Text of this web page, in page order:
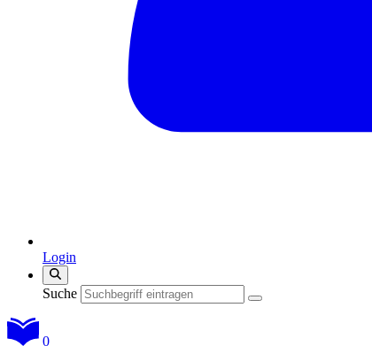
Login
Suche
0